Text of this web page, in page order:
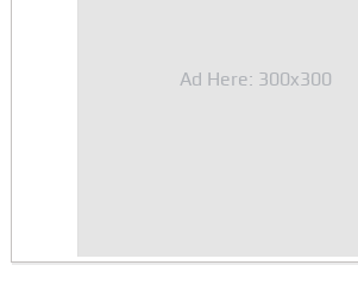
Ad Here: 300x300